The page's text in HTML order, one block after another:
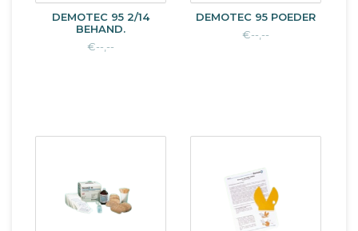
DEMOTEC 95 2/14
BEHAND.
€--,--
DEMOTEC 95 POEDER
€--,--